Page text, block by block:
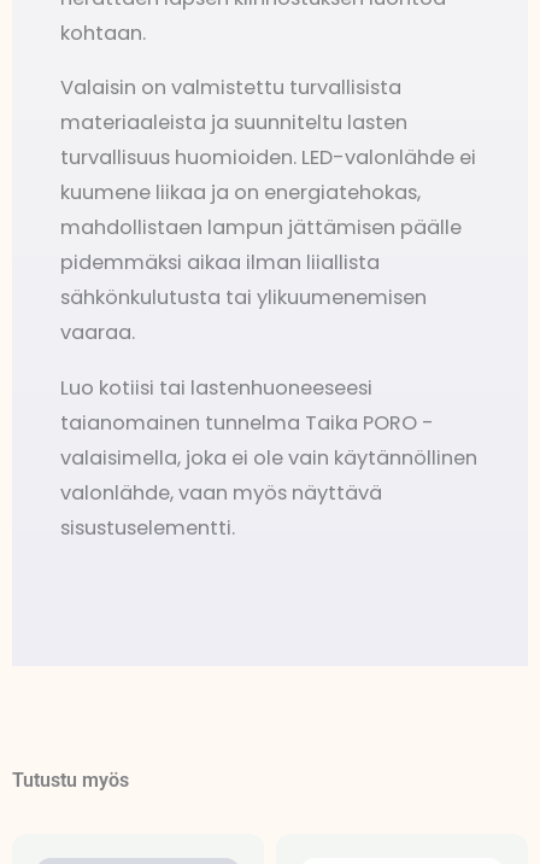
kohtaan.
Valaisin on valmistettu turvallisista
materiaaleista ja suunniteltu lasten
turvallisuus huomioiden. LED-valonlähde ei
kuumene liikaa ja on energiatehokas,
mahdollistaen lampun jättämisen päälle
pidemmäksi aikaa ilman liiallista
sähkönkulutusta tai ylikuumenemisen
vaaraa.
Luo kotiisi tai lastenhuoneeseesi
taianomainen tunnelma Taika PORO -
valaisimella, joka ei ole vain käytännöllinen
valonlähde, vaan myös näyttävä
sisustuselementti.
Tutustu myös